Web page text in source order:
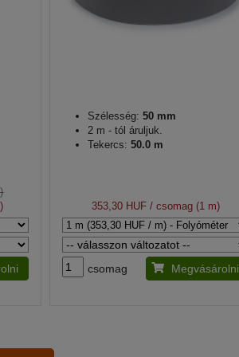
Szélesség: 50 mm
2 m - tól áruljuk.
Tekercs: 50.0 m
353,30 HUF/ csomag (1 m)
csomag Megvásárolni